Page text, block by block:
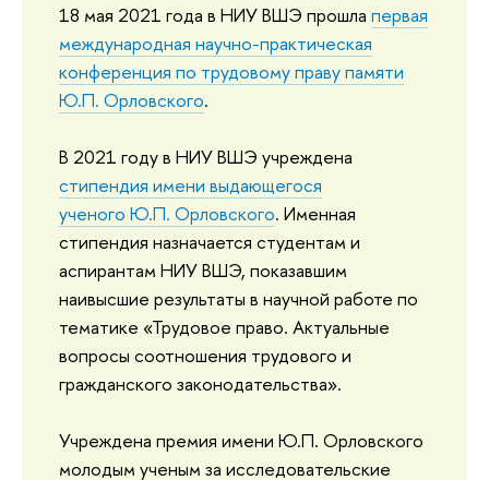
18 мая 2021 года в НИУ ВШЭ прошла первая
международная научно-практическая
конференция по трудовому праву памяти
Ю.П. Орловского.
В 2021 году в НИУ ВШЭ учреждена
стипендия имени выдающегося
ученого Ю.П. Орловского. Именная
стипендия назначается студентам и
аспирантам НИУ ВШЭ, показавшим
наивысшие результаты в научной работе по
тематике «Трудовое право. Актуальные
вопросы соотношения трудового и
гражданского законодательства».
Учреждена премия имени Ю.П. Орловского
молодым ученым за исследовательские